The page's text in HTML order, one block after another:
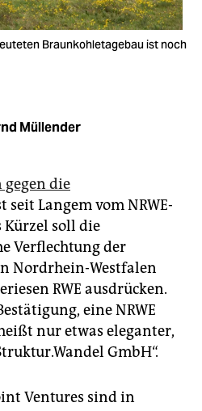
Braunkohletagebau ist noch
Müllender
die
seit Langem vom NRWE-
Kürzel soll die
Verflechtung der
Nordrhein-Westfalen
RWE ausdrücken.
eine NRWE
nur etwas eleganter,
GmbH“.
Ventures sind in